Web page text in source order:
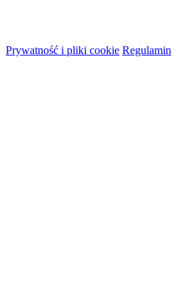
Prywatność i pliki cookie Regulamin